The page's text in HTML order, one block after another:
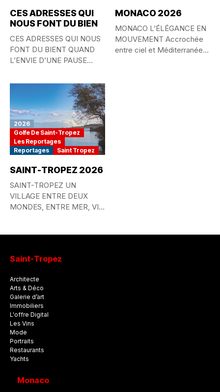
CES ADRESSES QUI
NOUS FONT DU BIEN
CES ADRESSES QUI NOUS
FONT DU BIENT QUAND
L’ENVIE D’UNE PAUSE
MONACO 2026
MONACO L’ÉLÉGANCE EN
MOUVEMENT Accrochée
entre ciel et Méditerranée,
2026
Golfe De Saint-Tropez
Les Reportages
Reportages
Saint Tropez
SAINT-TROPEZ 2026
SAINT-TROPEZ UN
VILLAGE ENTRE DEUX
MONDES, ENTRE MER, VIE
Saint-Tropez
Architecte
Arts & Déco
Galerie d’art
Immobiliers
L'offre Digital
Les Vins
Mode
Portraits
Restaurants
Yachts
Monaco